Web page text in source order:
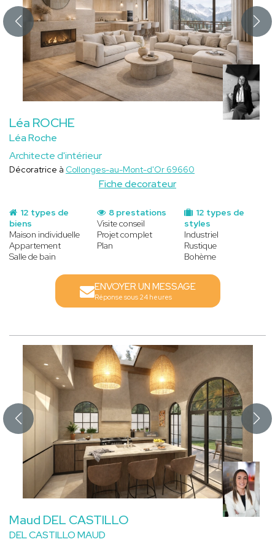
Léa ROCHE
Léa Roche
Architecte d'intérieur
Fiche decorateur
Décoratrice à Collonges-au-Mont-d'Or 69660
12 types de
biens
Maison individuelle
Appartement
Salle de bain
12 types de
styles
Industriel
Rustique
Bohème
8 prestations
Visite conseil
Projet complet
Plan
ENVOYER UN MESSAGE
Réponse sous 24 heures
Maud DEL CASTILLO
DEL CASTILLO MAUD